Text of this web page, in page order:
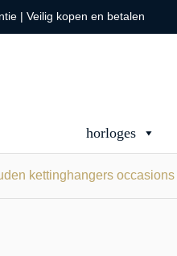
| Veilig kopen en betalen
horloges
kettinghangers occasions